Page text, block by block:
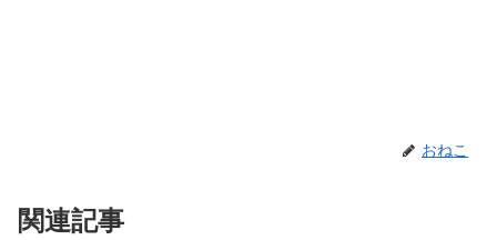
おねこ
関連記事